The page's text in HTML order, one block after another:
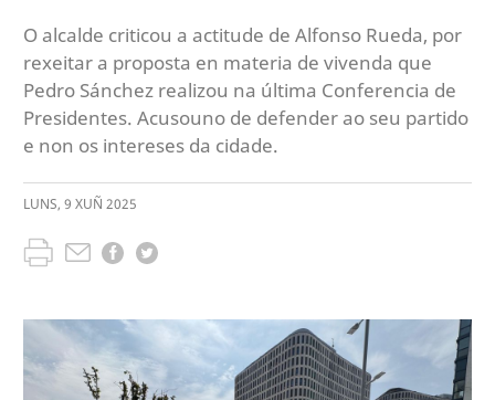
O alcalde criticou a actitude de Alfonso Rueda, por
rexeitar a proposta en materia de vivenda que
Pedro Sánchez realizou na última Conferencia de
Presidentes. Acusouno de defender ao seu partido
e non os intereses da cidade.
LUNS, 9 XUÑ 2025